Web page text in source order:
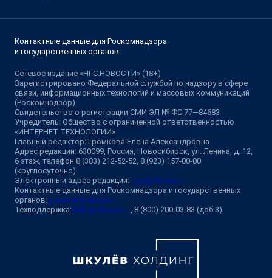
Контактные данные для Роскомнадзора
и государственных органов
Сетевое издание «НГС.НОВОСТИ» (18+)
Зарегистрировано Федеральной службой по надзору в сфере
связи, информационных технологий и массовых коммуникаций
(Роскомнадзор)
Свидетельство о регистрации СМИ ЭЛ № ФС 77—84683
Учредитель: Общество с ограниченной ответственностью
«ИНТЕРНЕТ ТЕХНОЛОГИИ»
Главный редактор: Громкова Елена Александровна
Адрес редакции: 630099, Россия, Новосибирск, ул. Ленина, д. 12,
6 этаж, телефон 8 (383) 212-52-52, 8 (923) 157-00-00
(круглосуточно)
Электронный адрес редакции: ngs@shkulev.ru
Контактные данные для Роскомнадзора и государственных
органов: juristnsk@shkulev.ru
Техподдержка: help@shkulev.ru, 8 (800) 200-03-83 (доб.3)